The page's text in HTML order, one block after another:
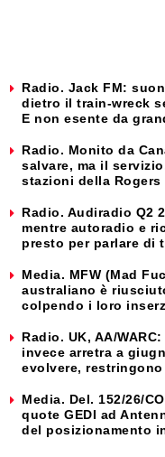
Radio. Jack FM:
dietro il train-wreck
E non esente da
Radio. Monito da
salvare, ma il
stazioni della Rogers
Radio. Audiradio Q2
mentre autoradio e
presto per parlare di
Media. MFW (Mad
australiano è
colpendo i loro
Radio. UK, AA/
invece arretra a
evolvere, restringono
Media. Del. 152/26/
quote GEDI ad
del posizionamento